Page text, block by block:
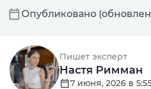
Опубликовано
Пишет эксперт
Настя Римман
7 июня, 2026 в